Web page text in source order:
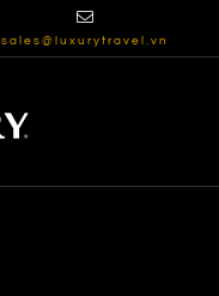
sales@luxurytravel.vn